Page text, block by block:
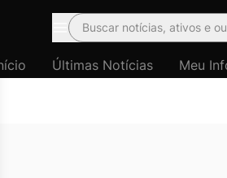
Menu
Buscar notícias, ativos e
Últimas Notícias Meu